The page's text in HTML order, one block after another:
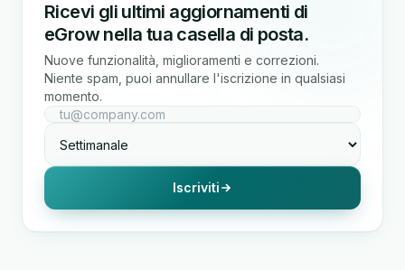
Ricevi gli ultimi aggiornamenti di
eGrow nella tua casella di posta.
Nuove funzionalità, miglioramenti e correzioni.
Niente spam, puoi annullare l'iscrizione in qualsiasi
momento.
Iscriviti